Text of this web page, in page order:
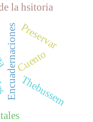
EncuadernacionesCuento
Thebussem
la hsitoria
Preservar